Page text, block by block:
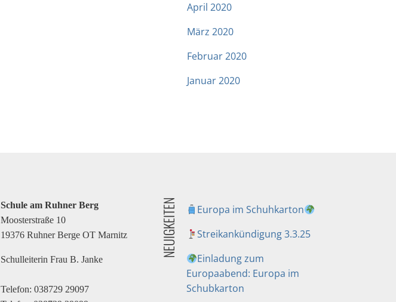
April 2020
März 2020
Februar 2020
Januar 2020
Schule am Ruhner Berg
Moosterstraße 10
19376 Ruhner Berge OT Marnitz
Schulleiterin Frau B. Janke
Telefon: 038729 29097
NEUIGKEITEN
Europa im Schuhkarton
Streikankündigung 3.3.25
Einladung zum
Europaabend: Europa im
Schubkarton